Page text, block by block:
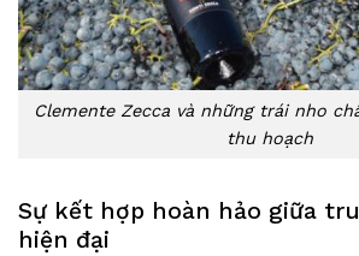
Clemente Zecca và những trái nho
thu hoạch
Sự kết hợp hoàn hảo giữa
hiện đại